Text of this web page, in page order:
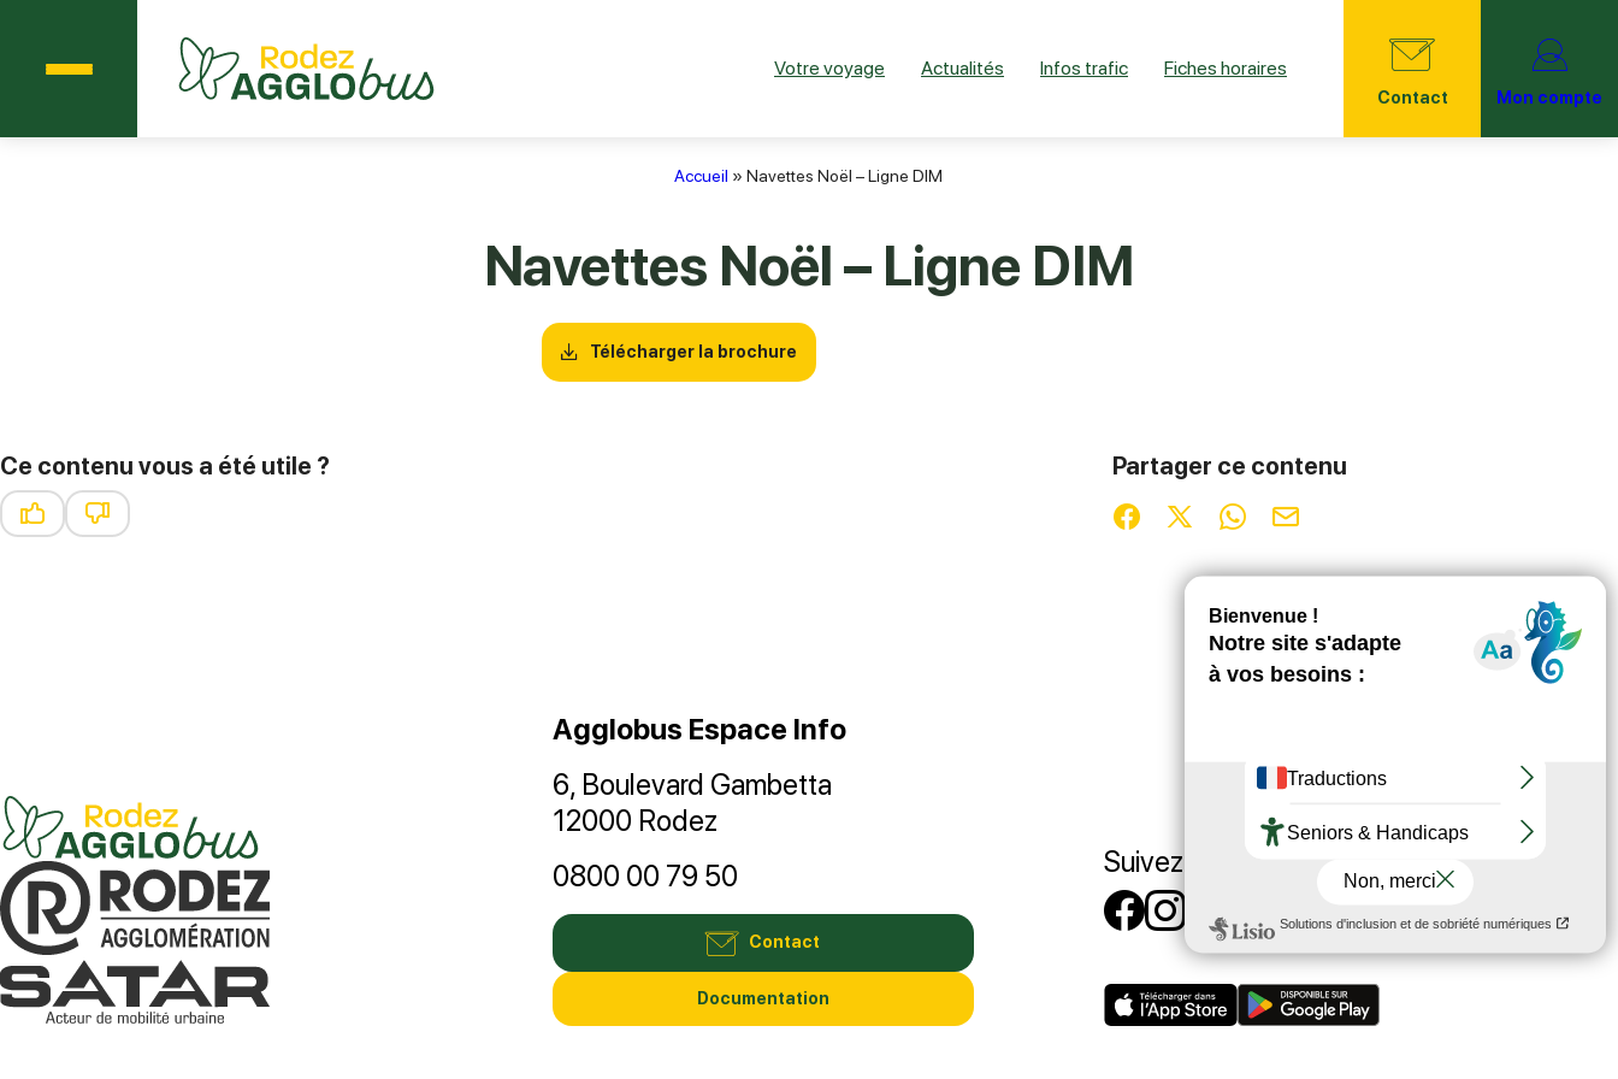
Votre voyage Actualités Infos trafic Fiches horaires
Contact Mon compte
Accueil »Navettes Noël – Ligne DIM
Navettes Noël – Ligne DIM
Télécharger la brochure
Ce contenu vous a été utile ? Partager ce contenu
Partager sur Facebook (nouvelle fenêtre)
Partager sur X / Twitter (nouvelle fenêtre)
Partager sur WhatsApp
Partager par mail
Agglobus Espace Info
6, Boulevard Gambetta
12000 Rodez
0800 00 79 50
Contact
Documentation
Suivez-nous
Suivez-nous sur Facebook
Suivez-nous sur
Suivez-nous sur